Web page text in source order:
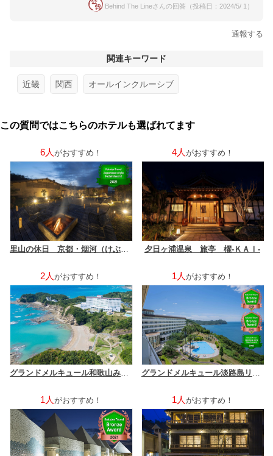
Behind The Lineさんの回答（投稿日：2024/5/ 1）
通報する
関連キーワード
近畿 関西 オールインクルーシブ
この質問ではこちらのホテルも選ばれてます
6人 がおすすめ！ 4人 がおすすめ！
夕日ヶ浦温泉 旅亭 櫂‐ＫＡＩ‐
2人 がおすすめ！ 1人 がおすすめ！
1人 がおすすめ！ 1人 がおすすめ！